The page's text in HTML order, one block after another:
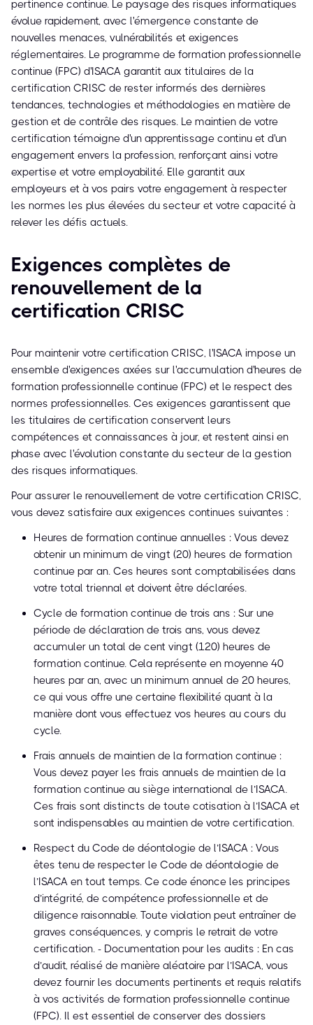
pertinence continue. Le paysage des risques informatiques
évolue rapidement, avec l'émergence constante de
nouvelles menaces, vulnérabilités et exigences
réglementaires. Le programme de formation professionnelle
continue (FPC) d'ISACA garantit aux titulaires de la
certification CRISC de rester informés des dernières
tendances, technologies et méthodologies en matière de
gestion et de contrôle des risques. Le maintien de votre
certification témoigne d'un apprentissage continu et d'un
engagement envers la profession, renforçant ainsi votre
expertise et votre employabilité. Elle garantit aux
employeurs et à vos pairs votre engagement à respecter
les normes les plus élevées du secteur et votre capacité à
relever les défis actuels.
Exigences complètes de
renouvellement de la
certification CRISC
Pour maintenir votre certification CRISC, l'ISACA impose un
ensemble d'exigences axées sur l'accumulation d'heures de
formation professionnelle continue (FPC) et le respect des
normes professionnelles. Ces exigences garantissent que
les titulaires de certification conservent leurs
compétences et connaissances à jour, et restent ainsi en
phase avec l'évolution constante du secteur de la gestion
des risques informatiques.
Pour assurer le renouvellement de votre certification CRISC,
vous devez satisfaire aux exigences continues suivantes :
Heures de formation continue annuelles : Vous devez
obtenir un minimum de vingt (20) heures de formation
continue par an. Ces heures sont comptabilisées dans
votre total triennal et doivent être déclarées.
Cycle de formation continue de trois ans : Sur une
période de déclaration de trois ans, vous devez
accumuler un total de cent vingt (120) heures de
formation continue. Cela représente en moyenne 40
heures par an, avec un minimum annuel de 20 heures,
ce qui vous offre une certaine flexibilité quant à la
manière dont vous effectuez vos heures au cours du
cycle.
Frais annuels de maintien de la formation continue :
Vous devez payer les frais annuels de maintien de la
formation continue au siège international de l’ISACA.
Ces frais sont distincts de toute cotisation à l’ISACA et
sont indispensables au maintien de votre certification.
Respect du Code de déontologie de l’ISACA : Vous
êtes tenu de respecter le Code de déontologie de
l’ISACA en tout temps. Ce code énonce les principes
d’intégrité, de compétence professionnelle et de
diligence raisonnable. Toute violation peut entraîner de
graves conséquences, y compris le retrait de votre
certification. - Documentation pour les audits : En cas
d’audit, réalisé de manière aléatoire par l’ISACA, vous
devez fournir les documents pertinents et requis relatifs
à vos activités de formation professionnelle continue
(FPC). Il est essentiel de conserver des dossiers